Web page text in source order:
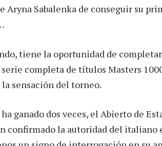
Aryna Sabalenka de conseguir su
tiene la oportunidad de
completa de títulos Masters
sensación del torneo.
ganado dos veces, el Abierto de
confirmado la autoridad del italiano